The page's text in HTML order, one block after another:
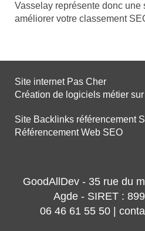
Vasselay représente donc une
améliorer votre classement
Site internet Pas Cher
Création de logiciels métier
Site Backlinks référencement
Référencement Web SEO
GoodAllDev - 35 rue du
Agde - SIRET :
06 46 61 55 50 |